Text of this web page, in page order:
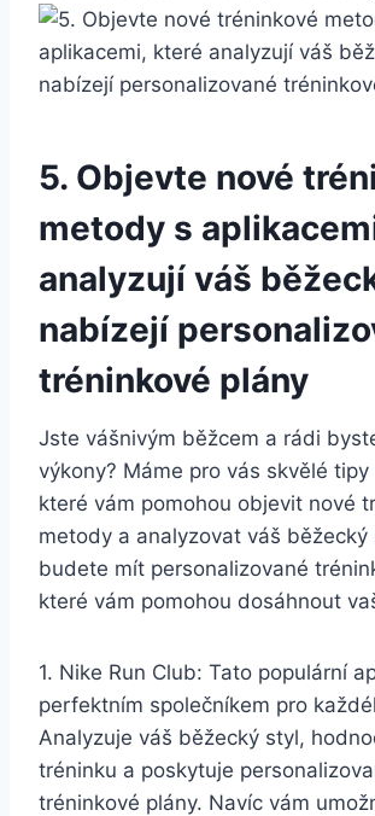
5. Objevte nové
metody s
analyzují váš
nabízejí
tréninkové plány
Jste vášnivým běžcem a rádi
výkony? Máme pro vás skvělé tipy
které vám pomohou objevit nové
metody a analyzovat váš běžecký
budete mít personalizované
které vám pomohou dosáhnout
1. Nike Run Club: Tato populární
perfektním společníkem pro
Analyzuje váš běžecký styl,
tréninku a poskytuje
tréninkové plány. Navíc vám